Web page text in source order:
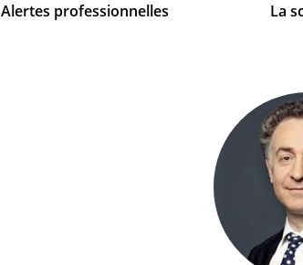
Alertes professionnelles La